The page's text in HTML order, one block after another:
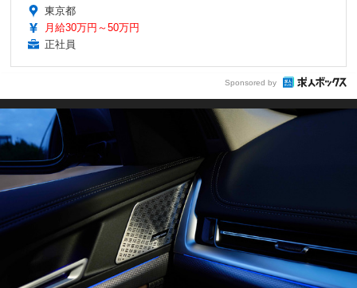
東京都
月給30万円～50万円
正社員
Sponsored by